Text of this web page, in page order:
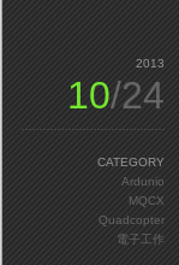
2013
10/24
CATEGORY
Ardunio
MQCX
Quadcopter
電子工作